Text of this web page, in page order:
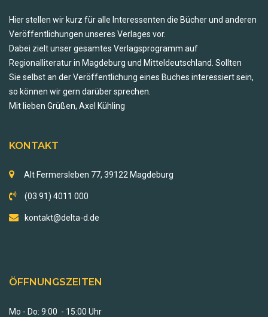
Hier stellen wir kurz für alle Interessenten die Bücher und anderen
Veröffentlichungen unseres Verlages vor.
Dabei zielt unser gesamtes Verlagsprogramm auf
Regionalliteratur in Magdeburg und Mitteldeutschland. Sollten
Sie selbst an der Veröffentlichung eines Buches interessiert sein,
so können wir gern darüber sprechen.
Mit lieben Grüßen, Axel Kühling
KONTAKT
Alt Fermersleben 77, 39122 Magdeburg
(03 91) 4011 000
kontakt@delta-d.de
ÖFFNUNGSZEITEN
Mo - Do: 9:00 - 15:00 Uhr